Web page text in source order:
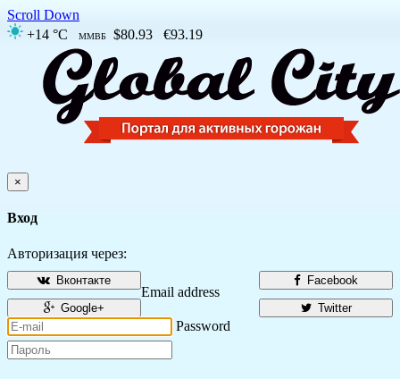
Scroll Down
+14 °C
ММВБ $80.93 €93.19
×
Вход
Авторизация через:
Facebook
Вконтакте
Twitter
Google+
Email address
Password